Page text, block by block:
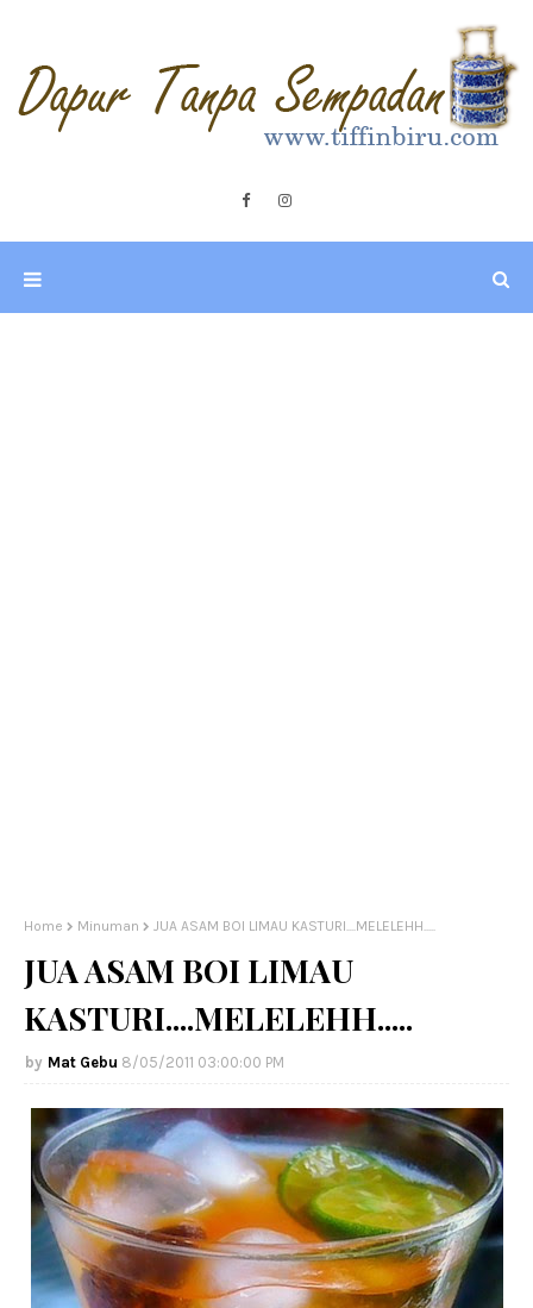
Home Minuman JUA ASAM BOI LIMAU KASTURI....MELELEHH.....
JUA ASAM BOI LIMAU
KASTURI....MELELEHH.....
Mat Gebu 8/05/2011 03:00:00 PM